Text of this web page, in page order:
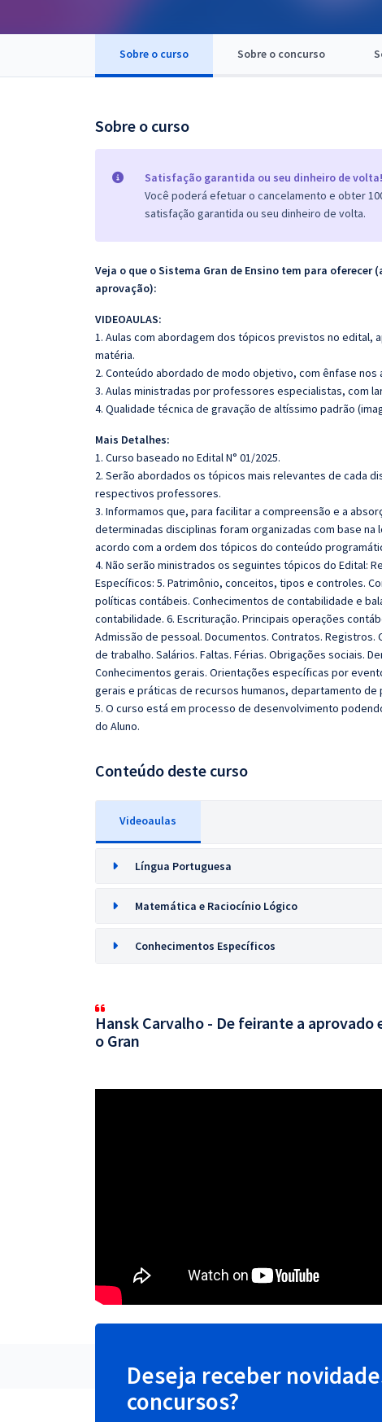
Sobre o curso Sobre o concurso
Sobre o curso
Satisfação garantida ou seu dinheiro de volta!
Você poderá efetuar o cancelamento e obter
satisfação garantida ou seu dinheiro de volta.
Veja o que o Sistema Gran de Ensino tem para
aprovação):
VIDEOAULAS:
1. Aulas com abordagem dos tópicos previstos no edital,
matéria.
2. Conteúdo abordado de modo objetivo, com ênfase
3. Aulas ministradas por professores especialistas, com
4. Qualidade técnica de gravação de altíssimo padrão
Mais Detalhes:
1. Curso baseado no Edital N° 01/2025.
2. Serão abordados os tópicos mais relevantes de cada
respectivos professores.
3. Informamos que, para facilitar a compreensão e a
determinadas disciplinas foram organizadas com base
acordo com a ordem dos tópicos do conteúdo
4. Não serão ministrados os seguintes tópicos do Edital:
Específicos: 5. Patrimônio, conceitos, tipos e controles.
políticas contábeis. Conhecimentos de contabilidade e
contabilidade. 6. Escrituração. Principais operações
Admissão de pessoal. Documentos. Contratos.
de trabalho. Salários. Faltas. Férias. Obrigações sociais.
Conhecimentos gerais. Orientações específicas por
gerais e práticas de recursos humanos, departamento de
5. O curso está em processo de desenvolvimento
do Aluno.
Conteúdo deste curso
Videoaulas
Língua Portuguesa
Matemática e Raciocínio Lógico
Conhecimentos Específicos
Hansk Carvalho - De feirante a
o Gran
Deseja receber
concursos?